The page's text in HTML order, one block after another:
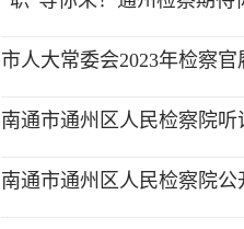
市人大常委会2023年检察
南通市通州区人民检察院
南通市通州区人民检察院